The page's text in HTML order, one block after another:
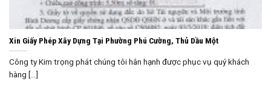
Xin Giấy Phép Xây Dựng Tại Phường Phú Cường, Thủ Dầu Một
Công ty Kim trọng phát chúng tôi hân hạnh được phục vụ quý khách
hàng [...]